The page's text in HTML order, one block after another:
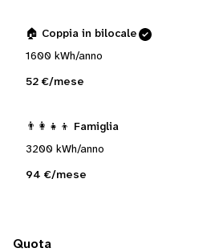
🏠 Coppia in bilocale
1600 kWh/anno
52 €/mese
👨‍👩‍👧‍👦 Famiglia
3200 kWh/anno
94 €/mese
Quota